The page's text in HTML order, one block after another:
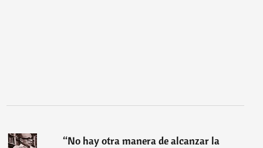
“No hay otra manera de alcanzar la